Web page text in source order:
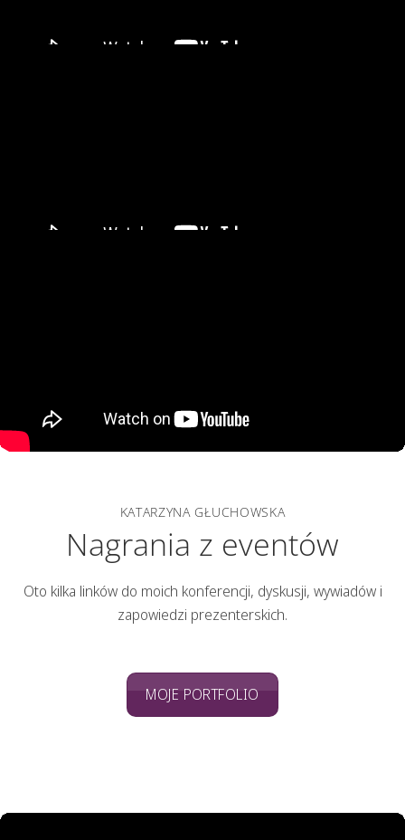
KATARZYNA GŁUCHOWSKA
Nagrania z eventów
Oto kilka linków do moich konferencji, dyskusji, wywiadów i
zapowiedzi prezenterskich.
MOJE PORTFOLIO